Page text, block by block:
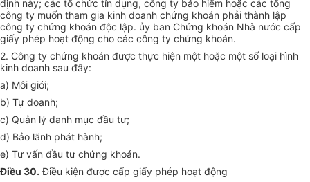
định này; các tổ chức tín dụng, công ty bảo hiểm hoặc các tổng
công ty muốn tham gia kinh doanh chứng khoán phải thành lập
công ty chứng khoán độc lập. ủy ban Chứng khoán Nhà nước cấp
giấy phép hoạt động cho các công ty chứng khoán.
2. Công ty chứng khoán được thực hiện một hoặc một số loại hình
kinh doanh sau đây:
a) Môi giới;
b) Tự doanh;
c) Quản lý danh mục đầu tư;
d) Bảo lãnh phát hành;
e) Tư vấn đầu tư chứng khoán.
Điều 30. Điều kiện được cấp giấy phép hoạt động